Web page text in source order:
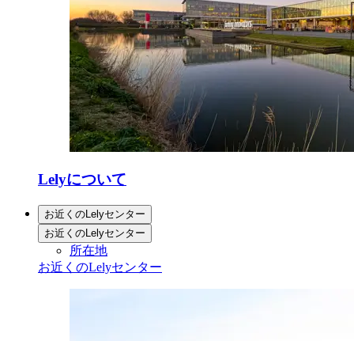
Lelyについて
お近くのLelyセンター
お近くのLelyセンター
所在地
お近くのLelyセンター